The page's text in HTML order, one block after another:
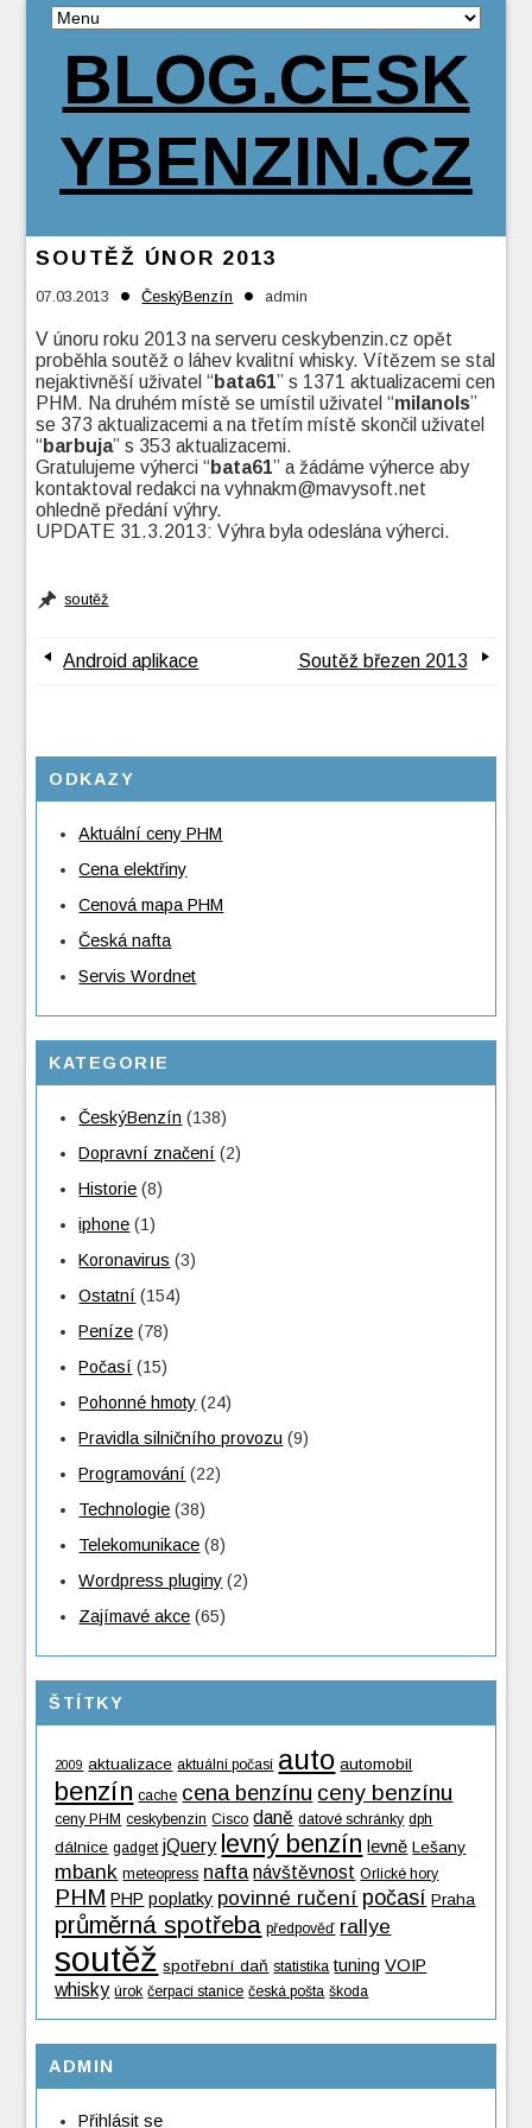
BLOG.CESK
YBENZIN.CZ
SOUTĚŽ ÚNOR 2013
07.03.2013 • ČeskýBenzín • admin
V únoru roku 2013 na serveru ceskybenzin.cz opět
proběhla soutěž o láhev kvalitní whisky. Vítězem se stal
nejaktivněší uživatel “bata61” s 1371 aktualizacemi cen
PHM. Na druhém místě se umístil uživatel “milanols”
se 373 aktualizacemi a na třetím místě skončil uživatel
“barbuja” s 353 aktualizacemi.
Gratulujeme výherci “bata61” a žádáme výherce aby
kontaktoval redakci na vyhnakm@mavysoft.net
ohledně předání výhry.
UPDATE 31.3.2013: Výhra byla odeslána výherci.
soutěž
Android aplikace Soutěž březen 2013
ODKAZY
Aktuální ceny PHM
Cena elektřiny
Cenová mapa PHM
Česká nafta
Servis Wordnet
KATEGORIE
ČeskýBenzín (138)
Dopravní značení (2)
Historie (8)
iphone (1)
Koronavirus (3)
Ostatní (154)
Peníze (78)
Počasí (15)
Pohonné hmoty (24)
Pravidla silničního provozu (9)
Programování (22)
Technologie (38)
Telekomunikace (8)
Wordpress pluginy (2)
Zajímavé akce (65)
ŠTÍTKY
2009 aktualizace aktuální počasí auto automobil
benzín cache cena benzínu ceny benzínu
ceny PHM ceskybenzin Cisco daně datové schránky dph
dálnice gadget jQuery levný benzín levně Lešany
mbank meteopress nafta návštěvnost Orlické hory
PHM PHP poplatky povinné ručení počasí Praha
průměrná spotřeba předpověď rallye
soutěž spotřební daň statistika tuning VOIP
whisky úrok čerpací stanice česká pošta škoda
ADMIN
Přihlásit se